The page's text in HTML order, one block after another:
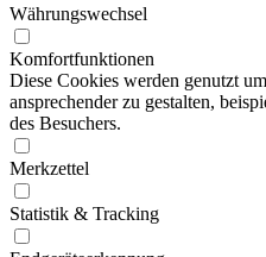
Währungswechsel
Komfortfunktionen
Diese Cookies werden genutzt
ansprechender zu gestalten,
des Besuchers.
Merkzettel
Statistik & Tracking